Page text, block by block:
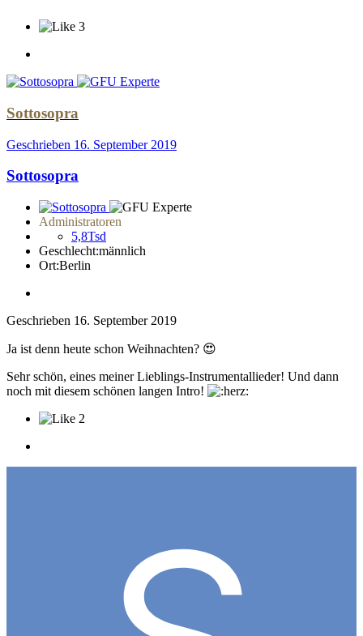
3
Sottosopra
Geschrieben 16. September 2019
Sottosopra
Administratoren
5,8Tsd
Geschlecht:männlich
Ort:Berlin
Geschrieben 16. September 2019
Ja ist denn heute schon Weihnachten? 😍
Sehr schön, eines meiner Lieblings-Instrumentallieder! Und dann
noch mit diesem schönen langen Intro!
2